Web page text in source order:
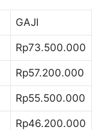
GAJI
Rp73.500.000
Rp57.200.000
Rp55.500.000
Rp46.200.000